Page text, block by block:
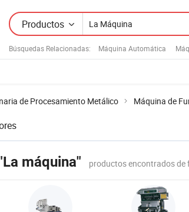
Productos
Búsquedas Relacionadas: Máquina Automática
de Procesamiento Metálico Máquina de
máquina" productos encontrados